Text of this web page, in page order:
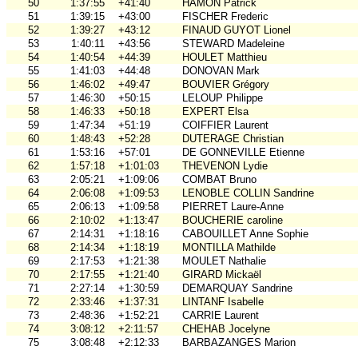
50
1:37:55 +41:40
HAMON Patrick
51
1:39:15 +43:00
FISCHER Frederic
52
1:39:27 +43:12
FINAUD GUYOT Lionel
53
1:40:11 +43:56
STEWARD Madeleine
54
1:40:54 +44:39
HOULET Matthieu
55
1:41:03 +44:48
DONOVAN Mark
56
1:46:02 +49:47
BOUVIER Grégory
57
1:46:30 +50:15
LELOUP Philippe
58
1:46:33 +50:18
EXPERT Elsa
59
1:47:34 +51:19
COIFFIER Laurent
60
1:48:43 +52:28
DUTERAGE Christian
61
1:53:16 +57:01
DE GONNEVILLE Etienne
62
1:57:18 +1:01:03
THEVENON Lydie
63
2:05:21 +1:09:06
COMBAT Bruno
64
2:06:08 +1:09:53
LENOBLE COLLIN Sandrine
65
2:06:13 +1:09:58
PIERRET Laure-Anne
66
2:10:02 +1:13:47
BOUCHERIE caroline
67
2:14:31 +1:18:16
CABOUILLET Anne Sophie
68
2:14:34 +1:18:19
MONTILLA Mathilde
69
2:17:53 +1:21:38
MOULET Nathalie
70
2:17:55 +1:21:40
GIRARD Mickaël
71
2:27:14 +1:30:59
DEMARQUAY Sandrine
72
2:33:46 +1:37:31
LINTANF Isabelle
73
2:48:36 +1:52:21
CARRIE Laurent
74
3:08:12 +2:11:57
CHEHAB Jocelyne
75
3:08:48 +2:12:33 BARBAZANGES Marion